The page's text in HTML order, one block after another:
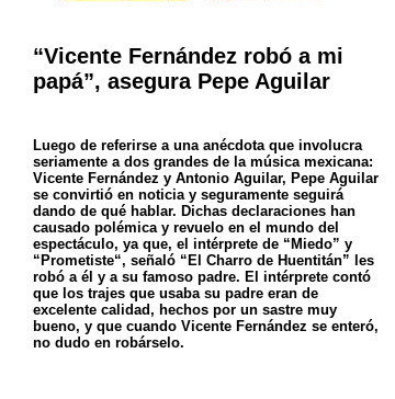
“Vicente Fernández robó a mi
papá”, asegura Pepe Aguilar
Luego de referirse a una anécdota que involucra
seriamente a dos grandes de la música mexicana:
Vicente Fernández y Antonio Aguilar, Pepe Aguilar
se convirtió en noticia y seguramente seguirá
dando de qué hablar. Dichas declaraciones han
causado polémica y revuelo en el mundo del
espectáculo, ya que, el intérprete de “Miedo” y
“Prometiste“, señaló “El Charro de Huentitán” les
robó a él y a su famoso padre. El intérprete contó
que los trajes que usaba su padre eran de
excelente calidad, hechos por un sastre muy
bueno, y que cuando Vicente Fernández se enteró,
no dudo en robárselo.